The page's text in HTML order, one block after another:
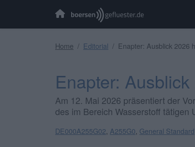
Home Editorial Enapter: Ausblick 2026
Enapter:
Am 12. Mai 2026 präsentiert der
des im Bereich Wasserstoff tätigen
DE000A255G02 A255G0 General Standard